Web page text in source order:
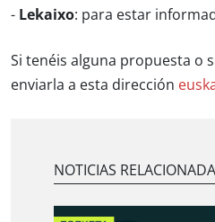
- Lekaixo: para estar
Si tenéis alguna propuesta o
enviarla a esta dirección
NOTICIAS